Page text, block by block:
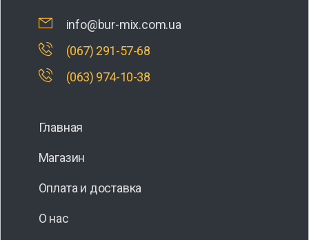
info@bur-mix.com.ua
(067) 291-57-68
(063) 974-10-38
Главная
Магазин
Оплата и доставка
О нас